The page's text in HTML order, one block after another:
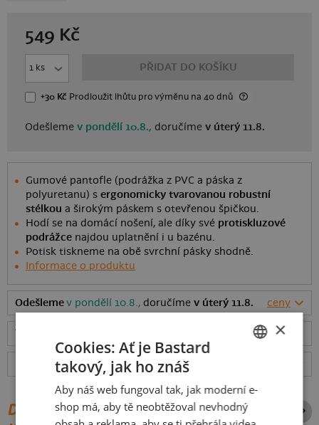
549 Kč
PŘIDAT DO KOŠÍKU
+30 Kč Prodloužit lhůtupro výměnu na 40 dnů
Odešlemev pondělí 10.8., doručímev úterý 11.8.
Gumové pantofle (podrážka z PVC a páska z
polyuretanu) sergonomicky tvarovanou robustní
stélkou a širokým páskem s otevřenou špičkou.
Hodí se na domácí nošení, ale díky své protiskluzové
podrážce najdou uplatnění i u bazénu.
Potisk tiskneme na obě svrchní pásky shodně.
Informace o produktu
Odešlemev pondělí 10.8., doručímev úterý 11.8. ceny
rozměry
Hodnocení:4.81 (99recenzí)
DALŠÍ POTISKY ZE STEJNÉ
SLOVAK
×
Cookies: Ať je Bastard
takový, jak ho znáš
Aby náš web fungoval tak, jak moderní e-
shop má, aby tě neobtěžoval nevhodný